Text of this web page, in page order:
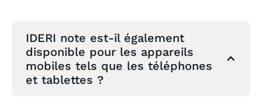
IDERI note est-il également
disponible pour les appareils
mobiles tels que les téléphones
et tablettes ?